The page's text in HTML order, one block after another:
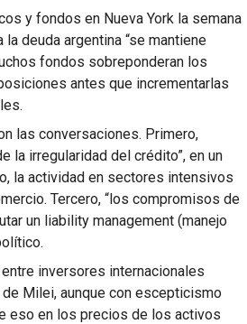
y fondos en Nueva York la semana
deuda argentina “se mantiene
fondos sobreponderan los
antes que incrementarlas
las conversaciones. Primero,
la irregularidad del crédito”, en un
la actividad en sectores intensivos
Tercero, “los compromisos de
un liability management (manejo
inversores internacionales
Milei, aunque con escepticismo
eso en los precios de los activos